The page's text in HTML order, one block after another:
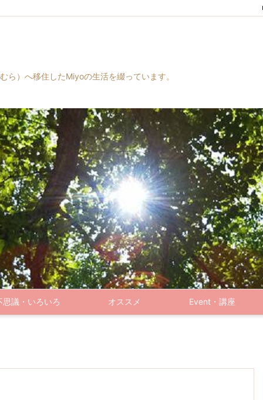
）へ移住したMiyoの生活を綴っています。
思議・いろいろ オススメ Event・講座